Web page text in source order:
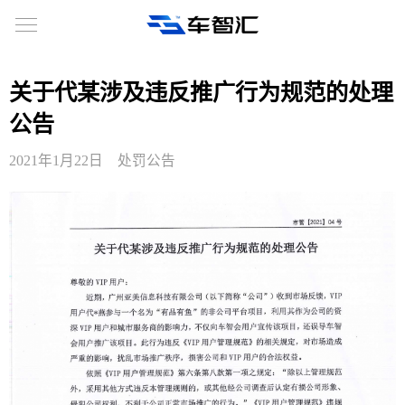
关于代某涉及违反推广行为规范的处理
公告
2021年1月22日 处罚公告